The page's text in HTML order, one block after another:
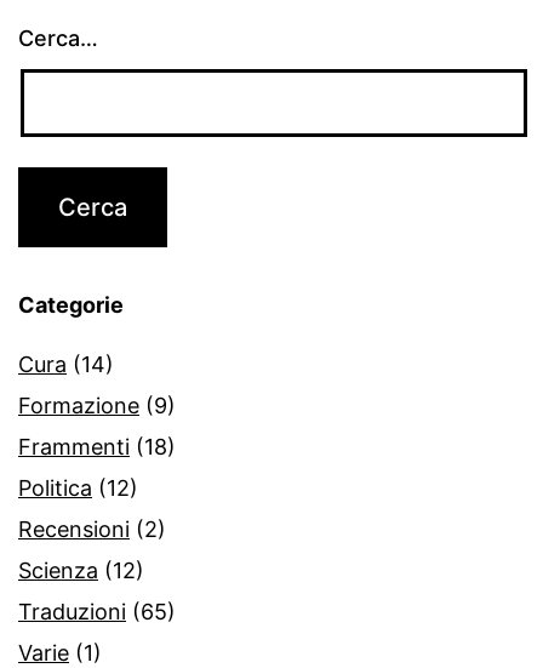
Cerca…
Categorie
Cura (14)
Formazione (9)
Frammenti (18)
Politica (12)
Recensioni (2)
Scienza (12)
Traduzioni (65)
Varie (1)